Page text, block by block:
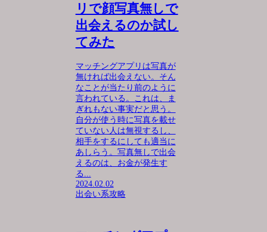
リで顔写真無しで
出会えるのか試し
てみた
マッチングアプリは写真が
無ければ出会えない。そん
なことが当たり前のように
言われている。これは、ま
ぎれもない事実だと思う。
自分が使う時に写真を載せ
ていない人は無視するし、
相手をするにしても適当に
あしらう。写真無しで出会
えるのは、お金が発生す
る...
2024.02.02
出会い系攻略